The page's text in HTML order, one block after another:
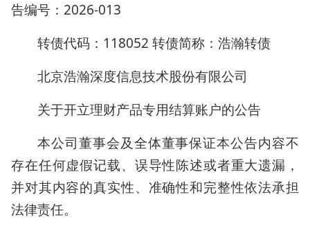
告编号：2026-013
转债代码：118052 转债简称：浩瀚转债
北京浩瀚深度信息技术股份有限公司
关于开立理财产品专用结算账户的公告
本公司董事会及全体董事保证本公告内容不
存在任何虚假记载、误导性陈述或者重大遗漏，
并对其内容的真实性、准确性和完整性依法承担
法律责任。